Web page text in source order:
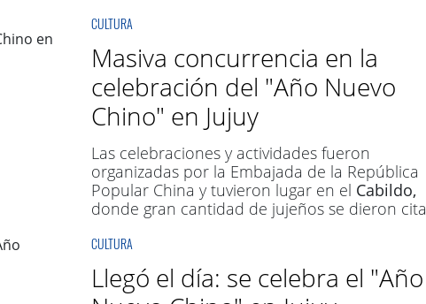
CULTURA
Masiva concurrencia en la
celebración del "Año Nuevo
Chino" en Jujuy
Las celebraciones y actividades fueron
organizadas por la Embajada de la República
Popular China y tuvieron lugar en el Cabildo,
donde gran cantidad de jujeños se dieron cita
CULTURA
Llegó el día: se celebra el "Año